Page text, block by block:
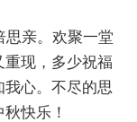
思亲。欢聚一堂
现，多少祝福
心。不尽的思
快乐！